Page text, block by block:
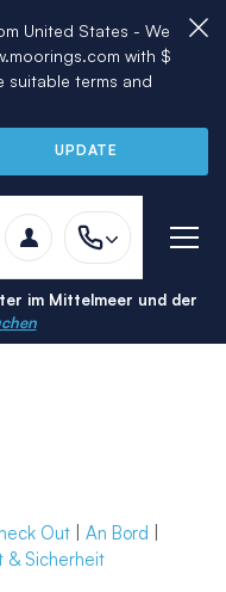
United States - We
with $
suitable terms and
UPDATE
im Mittelmeer und der
Out| An Bord
& Sicherheit